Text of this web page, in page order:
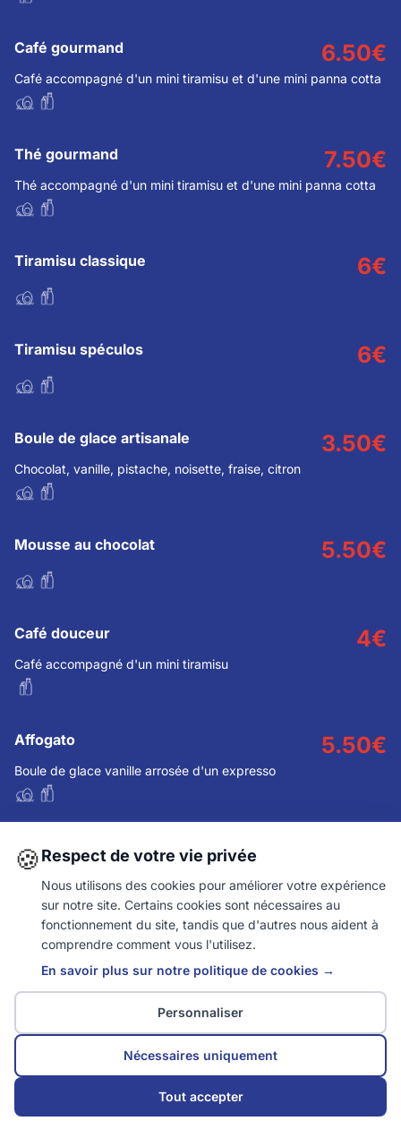
Café gourmand 6.50€
Café accompagné d'un mini tiramisu et d'une mini panna cotta
Thé gourmand 7.50€
Thé accompagné d'un mini tiramisu et d'une mini panna cotta
Tiramisu classique 6€
Tiramisu spéculos 6€
Boule de glace artisanale 3.50€
Chocolat, vanille, pistache, noisette, fraise, citron
Mousse au chocolat 5.50€
Café douceur 4€
Café accompagné d'un mini tiramisu
Affogato 5.50€
Boule de glace vanille arrosée d'un expresso
Thé douceur
Thé accompagné d'un mini tiramisu
Colonnel 8€
2 Boules de glace citron avec son shot de vodka
Autres
Salade césar 15.50€
🍪Respect de votre vie privée
Nous utilisons des cookies pour améliorer votre expérience
sur notre site. Certains cookies sont nécessaires au
fonctionnement du site, tandis que d'autres nous aident à
comprendre comment vous l'utilisez.
En savoir plus sur notre politique de cookies →
Personnaliser
Nécessaires uniquement
Tout accepter